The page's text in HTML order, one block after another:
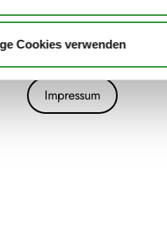
Cookies verwenden
Impressum